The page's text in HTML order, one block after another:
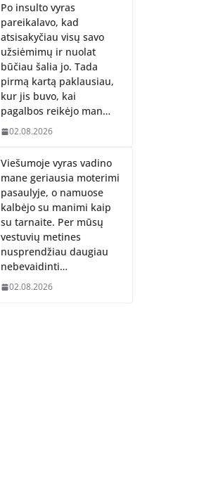
Po insulto vyras
pareikalavo, kad
atsisakyčiau visų savo
užsiėmimų ir nuolat
būčiau šalia jo. Tada
pirmą kartą paklausiau,
kur jis buvo, kai
pagalbos reikėjo man…
02.08.2026
Viešumoje vyras vadino
mane geriausia moterimi
pasaulyje, o namuose
kalbėjo su manimi kaip
su tarnaite. Per mūsų
vestuvių metines
nusprendžiau daugiau
nebevaidinti…
02.08.2026